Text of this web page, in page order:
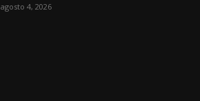
agosto 4, 2026